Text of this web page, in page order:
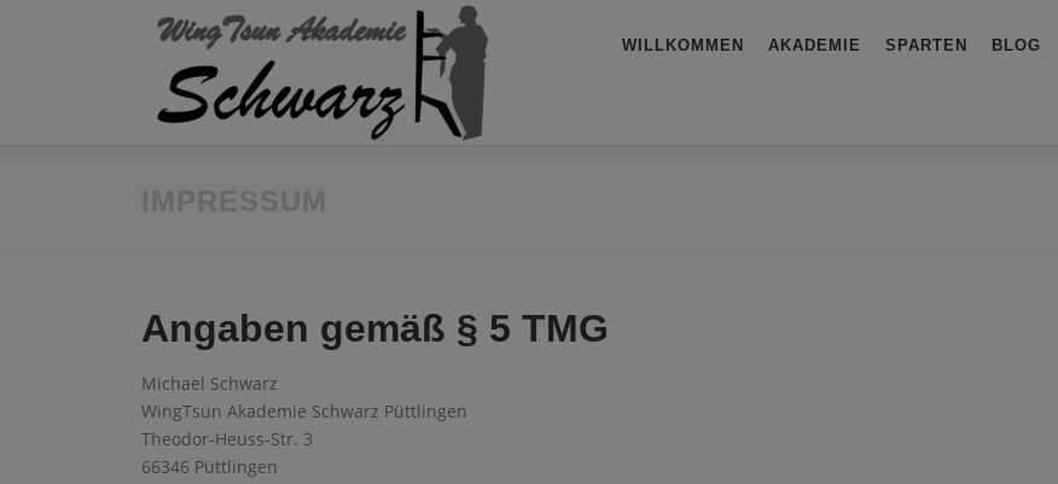
WILLKOMMEN AKADEMIE SPARTEN BLOG
Angaben gemäß § 5 TMG
Michael Schwarz
WingTsun Akademie Schwarz Püttlingen
Theodor-Heuss-Str. 3
66346 Püttlingen